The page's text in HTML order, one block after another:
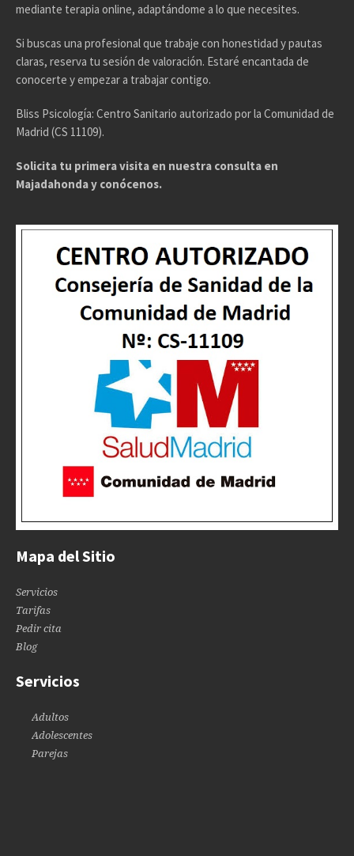
mediante terapia online, adaptándome a lo que necesites.
Si buscas una profesional que trabaje con honestidad y pautas
claras, reserva tu sesión de valoración. Estaré encantada de
conocerte y empezar a trabajar contigo.
Bliss Psicología: Centro Sanitario autorizado por la Comunidad de
Madrid (CS 11109).
Solicita tu primera visita en nuestra consulta en
Majadahonda y conócenos.
Mapa del Sitio
Servicios
Tarifas
Pedir cita
Blog
Servicios
Adultos
Adolescentes
Parejas